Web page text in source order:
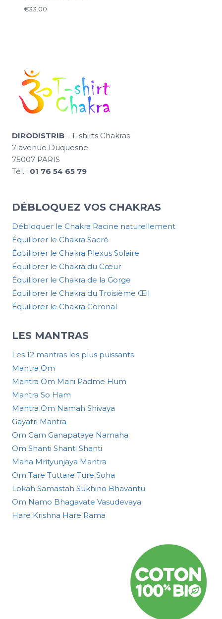
€33.00
DIRODISTRIB - T-shirts Chakras
7 avenue Duquesne
75007 PARIS
Tél. : 01 76 54 65 79
DÉBLOQUEZ VOS CHAKRAS
Débloquer le Chakra Racine naturellement
Équilibrer le Chakra Sacré
Équilibrer le Chakra Plexus Solaire
Équilibrer le Chakra du Cœur
Équilibrer le Chakra de la Gorge
Équilibrer le Chakra du Troisième Œil
Équilibrer le Chakra Coronal
LES MANTRAS
Les 12 mantras les plus puissants
Mantra Om
Mantra Om Mani Padme Hum
Mantra So Ham
Mantra Om Namah Shivaya
Gayatri Mantra
Om Gam Ganapataye Namaha
Om Shanti Shanti Shanti
Maha Mrityunjaya Mantra
Om Tare Tuttare Ture Soha
Lokah Samastah Sukhino Bhavantu
Om Namo Bhagavate Vasudevaya
Hare Krishna Hare Rama